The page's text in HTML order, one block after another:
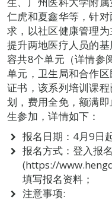
仁虎和夏鑫华等，针
求，以社区健康管理
提升两地医疗人员的
容共8个单元（详情参
单元，卫生局和合作
证书，该系列培训课
划，费用全免，额满
生参加，详情如下：
报名日期：4月9日
报名方式：登入报
(https://
填写报名资料；
注意事项: